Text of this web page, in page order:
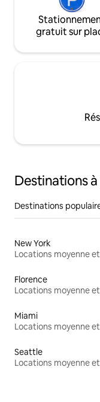
gratuit sur
Destinations
Destinations
New York
Florence
Miami
Seattle